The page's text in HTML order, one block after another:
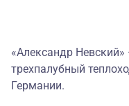
«Александр
трехпалубный
Германии.